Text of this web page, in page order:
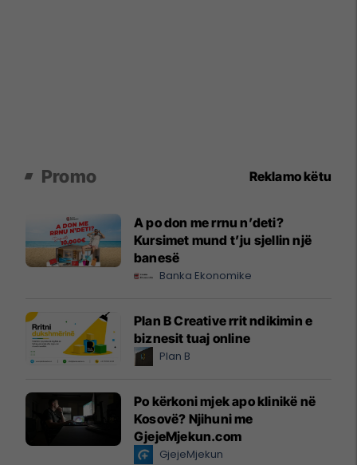
Promo Reklamo këtu
A po don me rrnu n’deti?
Kursimet mund t’ju sjellin një
banesë
Banka Ekonomike
Plan B Creative rrit ndikimin e
biznesit tuaj online
Plan B
Po kërkoni mjek apo klinikë në
Kosovë? Njihuni me
GjejeMjekun.com
GjejeMjekun